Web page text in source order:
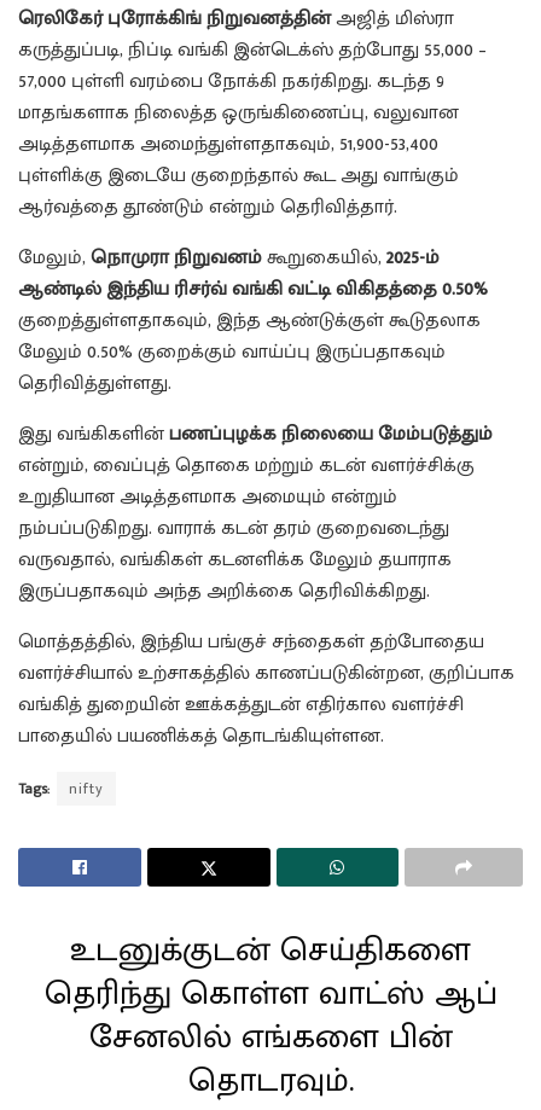
ரெலிகேர் புரோக்கிங் நிறுவனத்தின்அஜித் மிஸ்ரா
கருத்துப்படி, நிப்டி வங்கி இன்டெக்ஸ் தற்போது 55,000 –
57,000 புள்ளி வரம்பை நோக்கி நகர்கிறது. கடந்த 9
மாதங்களாக நிலைத்த ஒருங்கிணைப்பு, வலுவான
அடித்தளமாக அமைந்துள்ளதாகவும், 51,900-53,400
புள்ளிக்கு இடையே குறைந்தால் கூட அது வாங்கும்
ஆர்வத்தை தூண்டும் என்றும் தெரிவித்தார்.
மேலும்,நொமுரா நிறுவனம்கூறுகையில்,2025-ம்
ஆண்டில் இந்திய ரிசர்வ் வங்கி வட்டி விகிதத்தை 0.50%
குறைத்துள்ளதாகவும், இந்த ஆண்டுக்குள் கூடுதலாக
மேலும் 0.50% குறைக்கும் வாய்ப்பு இருப்பதாகவும்
தெரிவித்துள்ளது.
இது வங்கிகளின்பணப்புழக்க நிலையை மேம்படுத்தும்
என்றும், வைப்புத் தொகை மற்றும் கடன் வளர்ச்சிக்கு
உறுதியான அடித்தளமாக அமையும் என்றும்
நம்பப்படுகிறது. வாராக் கடன் தரம் குறைவடைந்து
வருவதால், வங்கிகள் கடனளிக்க மேலும் தயாராக
இருப்பதாகவும் அந்த அறிக்கை தெரிவிக்கிறது.
மொத்தத்தில், இந்திய பங்குச் சந்தைகள் தற்போதைய
வளர்ச்சியால் உற்சாகத்தில் காணப்படுகின்றன, குறிப்பாக
வங்கித் துறையின் ஊக்கத்துடன் எதிர்கால வளர்ச்சி
பாதையில் பயணிக்கத் தொடங்கியுள்ளன.
Tags: nifty
உடனுக்குடன் செய்திகளை
தெரிந்து கொள்ள வாட்ஸ் ஆப்
சேனலில் எங்களை பின்
தொடரவும்.